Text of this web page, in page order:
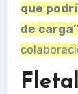
que
de carga”